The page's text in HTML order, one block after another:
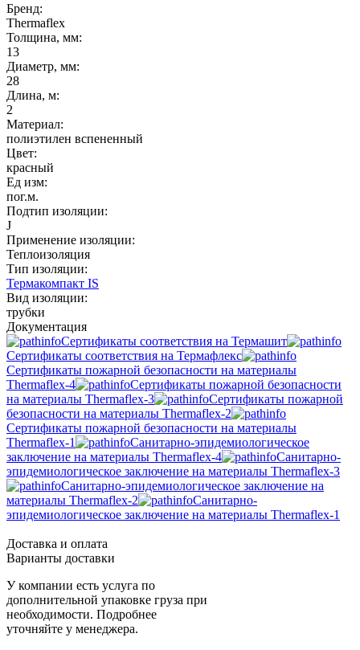
Бренд:
Thermaflex
Толщина, мм:
13
Диаметр, мм:
28
Длина, м:
2
Материал:
полиэтилен вспененный
Цвет:
красный
Ед изм:
пог.м.
Подтип изоляции:
J
Применение изоляции:
Теплоизоляция
Тип изоляции:
Термакомпакт IS
Вид изоляции:
трубки
Документация
Сертификаты соответствия на Термашит
Сертификаты соответствия на Термафлекс
Сертификаты пожарной безопасности на материалы
Thermaflex-4
Сертификаты пожарной безопасности
на материалы Thermaflex-3
Сертификаты пожарной
безопасности на материалы Thermaflex-2
Сертификаты пожарной безопасности на материалы
Thermaflex-1
Санитарно-эпидемиологическое
заключение на материалы Thermaflex-4
Санитарно-
эпидемиологическое заключение на материалы Thermaflex-3
Санитарно-эпидемиологическое заключение на
материалы Thermaflex-2
Санитарно-
эпидемиологическое заключение на материалы Thermaflex-1
Доставка и оплата
Варианты доставки
У компании есть услуга по
дополнительной упаковке груза при
необходимости. Подробнее
уточняйте у менеджера.